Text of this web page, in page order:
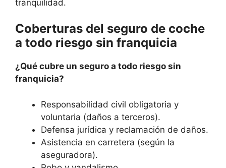
tranquilidad.
Coberturas del seguro de coche
a todo riesgo sin franquicia
¿Qué cubre un seguro a todo riesgo sin
franquicia?
Responsabilidad civil obligatoria y
voluntaria (daños a terceros).
Defensa jurídica y reclamación de daños.
Asistencia en carretera (según la
aseguradora).